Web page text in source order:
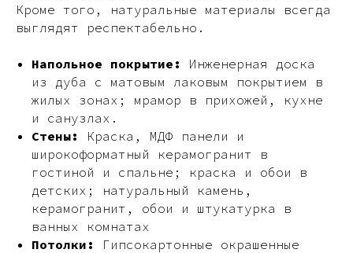
Кроме того, натуральные материалы всегда
выглядят респектабельно.
Напольное покрытие:
Инженерная доска
из дуба с матовым лаковым покрытием в
жилых зонах; мрамор в прихожей, кухне
и санузлах.
Стены:
Краска, МДФ панели и
широкоформатный керамогранит в
гостиной и спальне; краска и обои в
детских; натуральный камень,
керамогранит, обои и штукатурка в
ванных комнатах
Потолки:
Гипсокартонные окрашенные